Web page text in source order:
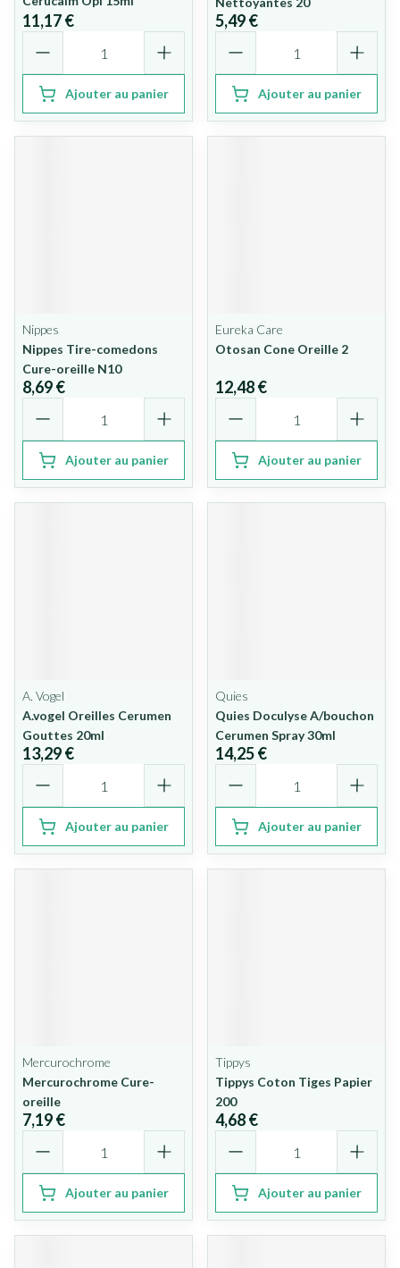
11,17 €
Ajouter au panier
5,49 €
Ajouter au panier
Nippes
Nippes Tire-comedons
Cure-oreille N10
8,69 €
Ajouter au panier
Eureka Care
Otosan Cone Oreille 2
12,48 €
Ajouter au panier
A. Vogel
A.vogel Oreilles Cerumen
Gouttes 20ml
13,29 €
Ajouter au panier
Quies
Quies Doculyse A/bouchon
Cerumen Spray 30ml
14,25 €
Ajouter au panier
Mercurochrome
Mercurochrome Cure-
oreille
7,19 €
Ajouter au panier
Tippys
Tippys Coton Tiges Papier
200
4,68 €
Ajouter au panier